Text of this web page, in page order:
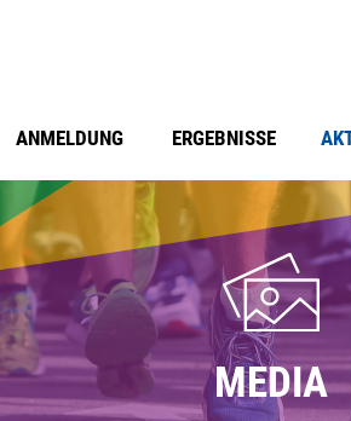
ANMELDUNG ERGEBNISSE
MEDIA